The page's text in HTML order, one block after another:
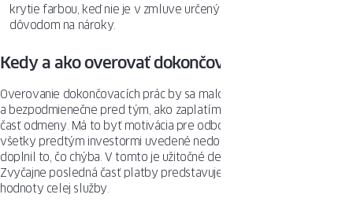
krytie farbou, keď nie je v zmluve určený počet vrstiev, nie je
dôvodom na nároky.
Kedy a ako overovať dokončovacie práce?
Overovanie dokončovacích prác by sa malo uskutočňovať etapovite
a bezpodmienečne pred tým, ako zaplatíme dodávateľovi poslednú
časť odmeny. Má to byť motivácia pre odborníka či tím, aby doplnil
všetky predtým investormi uvedené nedostatky, opravil chyby či
doplnil to, čo chýba. V tomto je užitočné delenie platieb na tranže.
Zvyčajne posledná časť platby predstavuje od 10 do 25 percent
hodnoty celej služby.